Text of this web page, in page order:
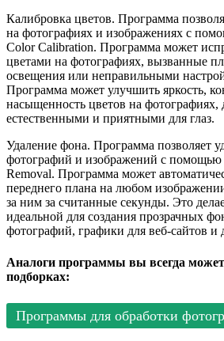
Калибровка цветов. Программа
на фотографиях и изображениях с
Color Calibration. Программа может
цветами на фотографиях, вызванные
освещения или неправильными
Программа может улучшить яркость,
насыщенность цветов на фотографиях,
естественными и приятными для глаз.
Удаление фона. Программа позволяет
фотографий и изображений с
Removal. Программа может
переднего плана на любом
за ним за считанные секунды. Это
идеальной для создания прозрачных
фотографий, графики для веб-сайтов и
Аналоги программы вы всегда
подборках:
Программы для обработки